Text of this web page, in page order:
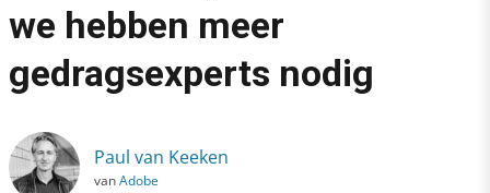
Marketing
CMO’s over personalisatie: we hebben meer gedragsexperts
we hebben meer
gedragsexperts nodig
Paul van Keeken
vanAdobe